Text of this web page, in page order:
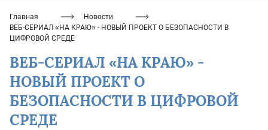
Главная
Новости
ВЕБ-СЕРИАЛ «НА КРАЮ» - НОВЫЙ ПРОЕКТ О БЕЗОПАСНОСТИ В
ЦИФРОВОЙ СРЕДЕ
ВЕБ-СЕРИАЛ «НА КРАЮ» -
НОВЫЙ ПРОЕКТ О
БЕЗОПАСНОСТИ В ЦИФРОВОЙ
СРЕДЕ